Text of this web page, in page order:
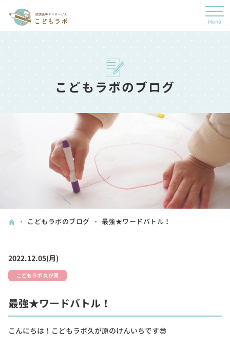
こどもラボのブログ
こどもラボのブログ 最強★ワードバトル！
2022.12.05(月)
こどもラボ 久が原
最強★ワードバトル！
こんにちは！こどもラボ久が原のけんいちです😎